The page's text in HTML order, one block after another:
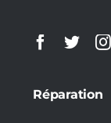
Réparation